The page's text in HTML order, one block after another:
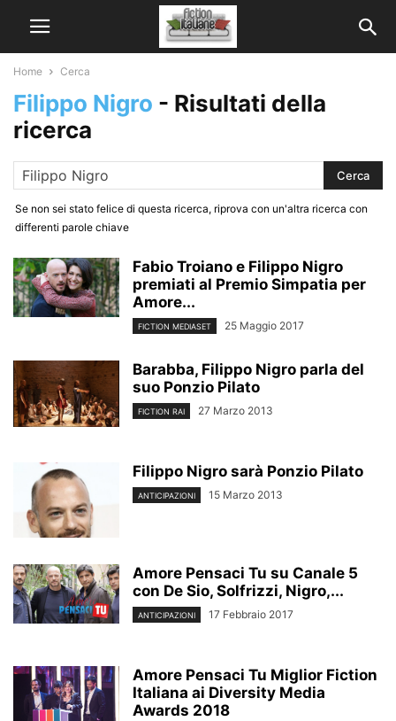
Home Cerca
Filippo Nigro - Risultati della
ricerca
Se non sei stato felice di questa ricerca, riprova con un'altra ricerca con
differenti parole chiave
Fabio Troiano e Filippo Nigro
premiati al Premio Simpatia per
Amore...
FICTION MEDIASET 25 Maggio 2017
Barabba, Filippo Nigro parla del
suo Ponzio Pilato
FICTION RAI 27 Marzo 2013
Filippo Nigro sarà Ponzio Pilato
ANTICIPAZIONI 15 Marzo 2013
Amore Pensaci Tu su Canale 5
con De Sio, Solfrizzi, Nigro,...
ANTICIPAZIONI 17 Febbraio 2017
Amore Pensaci Tu Miglior Fiction
Italiana ai Diversity Media
Awards 2018